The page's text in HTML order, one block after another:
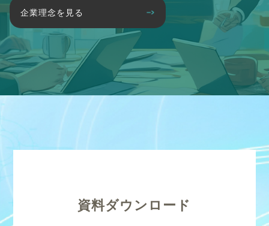
企業理念を見る
資料ダウンロード